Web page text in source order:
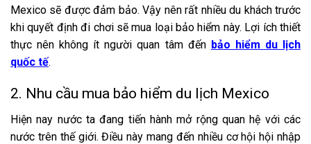
Mexico sẽ được đảm bảo. Vậy nên rất nhiều du khách trước
khi quyết định đi chơi sẽ mua loại bảo hiểm này. Lợi ích thiết
thực nên không ít người quan tâm đến bảo hiểm du lịch
quốc tế.
2. Nhu cầu mua bảo hiểm du lịch Mexico
Hiện nay nước ta đang tiến hành mở rộng quan hệ với các
nước trên thế giới. Điều này mang đến nhiều cơ hội hội nhập